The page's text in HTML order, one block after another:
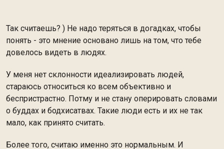
Так считаешь? ) Не надо теряться в догадках, чтобы
понять - это мнение основано лишь на том, что тебе
довелось видеть в людях.
У меня нет склонности идеализировать людей,
стараюсь относиться ко всем объективно и
беспристрастно. Потму и не стану оперировать словами
о буддах и бодхисатвах. Такие люди есть и их не так
мало, как принято считать.
Более того, считаю именно это нормальным. И